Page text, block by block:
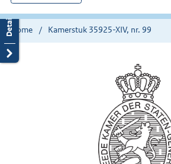
hier:
Home Kamerstuk 35925-XIV, nr. 99